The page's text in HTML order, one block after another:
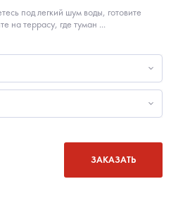
под легкий шум воды, готовите
на террасу, где туман ...
ЗАКАЗАТЬ